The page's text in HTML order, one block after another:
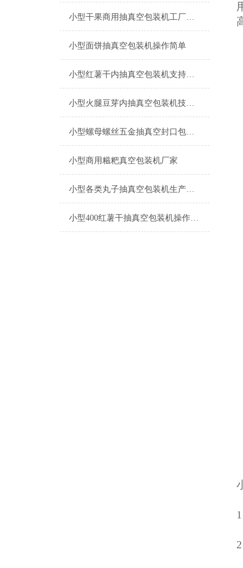
小型干果商用抽真空包装机工厂生产
小型面饼抽真空包装机操作简单
小型红薯干内抽真空包装机支持定制
小型火腿豆芽内抽真空包装机技术参数
小型螺母螺丝五金抽真空封口包装机的参数
小型商用糍粑真空包装机厂家
小型各类丸子抽真空包装机生产厂家
小型400红薯干抽真空包装机操作简单